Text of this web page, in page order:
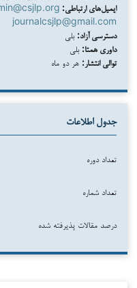
ایمیل‌های ارتباطی:
journalcsjlp@gmail.com
دسترسی آزاد: بلی
داوری همتا: بلی
توالی انتشار: هر دو ماه
جدول اطلاعات
تعداد دوره
تعداد شماره
درصد مقالات پذیرفته شده